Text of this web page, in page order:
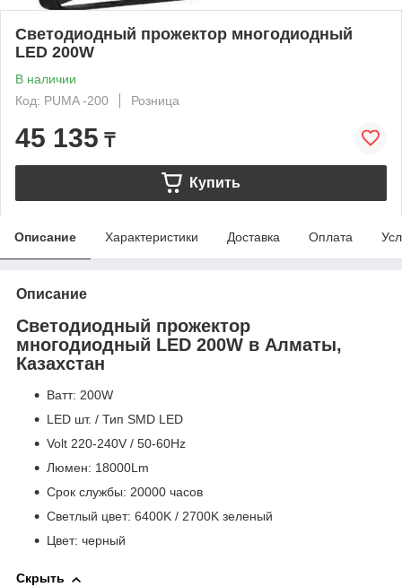
Светодиодный прожектор многодиодный
LED 200W
В наличии
Код: PUMA -200
Розница
45 135 ₸
Купить
Описание Характеристики Доставка Оплата
Описание
Светодиодный прожектор
многодиодный LED 200W в Алматы,
Казахстан
Bатт: 200W
LED шт. / Тип SMD LED
Volt 220-240V / 50-60Hz
Люмен: 18000Lm
Срок службы: 20000 часов
Светлый цвет: 6400K / 2700K зеленый
Цвет: черный
Скрыть